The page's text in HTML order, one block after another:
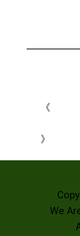
《
》
We